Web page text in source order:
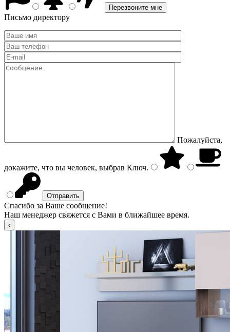
Письмо директору
Пожалуйста,
докажите, что вы человек, выбрав Ключ.
Спасибо за Ваше сообщение!
Наш менеджер свяжется с Вами в ближайшее время.